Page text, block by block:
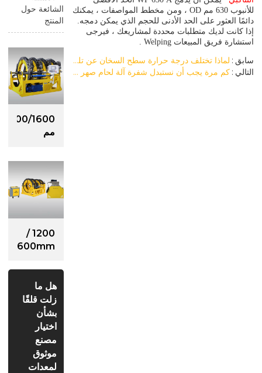
الشائعة حول
المنتج
1200/1600
مم
HDPE
آلة لحام
الانصهار
1200 /
1600mm
HDPE
آلة لحام
الانصهار
هل ما
زلت قلقًا
بشأن
اختيار
مصنع
موثوق
لمعدات
للأنبوب 630 مم OD ، ومن مخطط المواصفات ، يمكنك
دائمًا العثور على الحد الأدنى للحجم الذي يمكن دمجه.
إذا كانت لديك متطلبات محددة لمشاريعك ، فيرجى
استشارة فريق المبيعاتWelping
.
سابق
لماذا تختلف درجة حرارة سطح السخان عن تلك الموضحة في التحكم الرقمي في درجة الحرارة؟
التالي
كم مرة يجب أن نستبدل شفرة آلة لحام صهر الأنبوب؟